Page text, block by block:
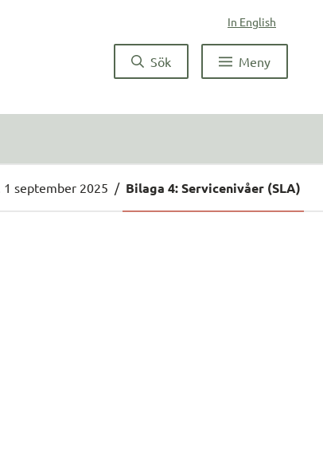
In English
Sök Meny
september 2025 / Bilaga 4: Servicenivåer (SLA)